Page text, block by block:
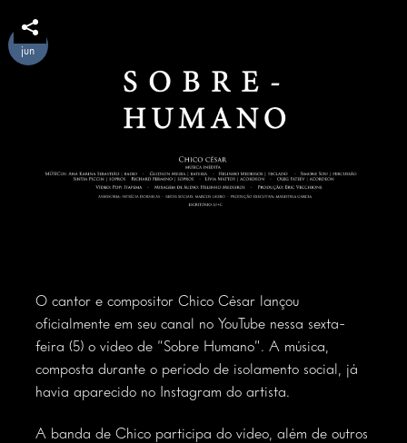
05
jun
O cantor e compositor Chico César lançou
oficialmente em seu canal no YouTube nessa sexta-
feira (5) o vídeo de “Sobre Humano”. A música,
composta durante o período de isolamento social, já
havia aparecido no Instagram do artista.
A banda de Chico participa do vídeo, além de outros